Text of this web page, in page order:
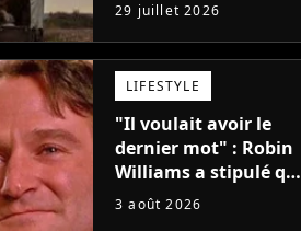
pour les fans de
Yellowstone
29 juillet 2026
LIFESTYLE
"Il voulait avoir le
dernier mot" : Robin
Williams a stipulé que
sa voix ne pourrait
3 août 2026